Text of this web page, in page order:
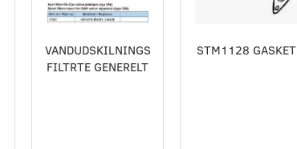
VANDUDSKILNINGS
FILTRTE GENERELT
STM1128 GASKET